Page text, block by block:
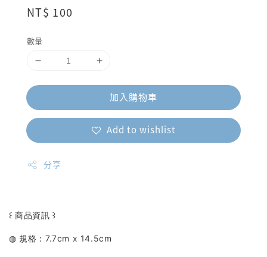
Regular
NT$ 100
數量
加入購物車
Add to wishlist
分享
꒰ 商品資訊 ꒱
◍ 規格：7.7cm x 14.5cm